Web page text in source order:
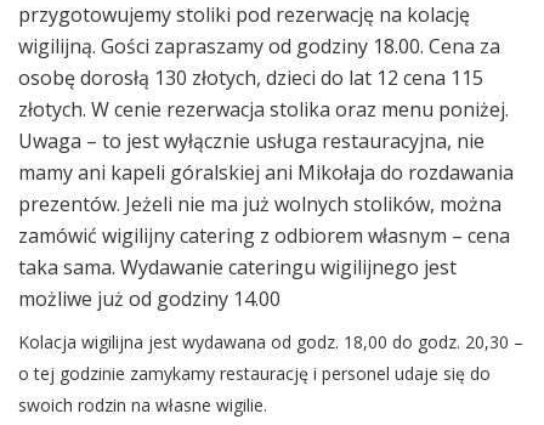
przygotowujemy stoliki pod rezerwację na kolację
wigilijną. Gości zapraszamy od godziny 18.00. Cena za
osobę dorosłą 130 złotych, dzieci do lat 12 cena 115
złotych. W cenie rezerwacja stolika oraz menu poniżej.
Uwaga – to jest wyłącznie usługa restauracyjna, nie
mamy ani kapeli góralskiej ani Mikołaja do rozdawania
prezentów. Jeżeli nie ma już wolnych stolików, można
zamówić wigilijny catering z odbiorem własnym – cena
taka sama. Wydawanie cateringu wigilijnego jest
możliwe już od godziny 14.00
Kolacja wigilijna jest wydawana od godz. 18,00 do godz. 20,30 –
o tej godzinie zamykamy restaurację i personel udaje się do
swoich rodzin na własne wigilie.